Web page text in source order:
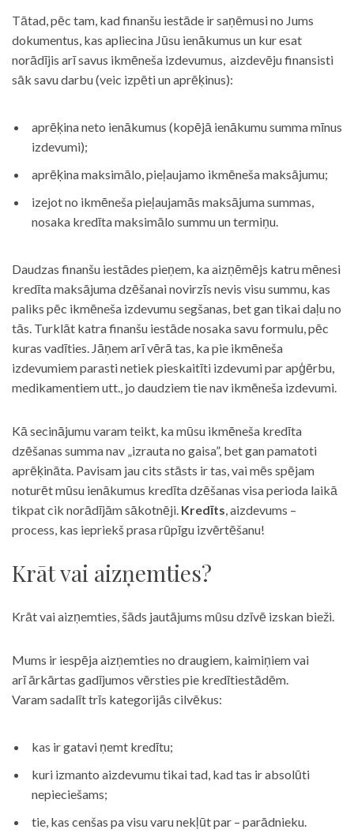
Tātad, pēc tam, kad finanšu iestāde ir saņēmusi no Jums
dokumentus, kas apliecina Jūsu ienākumus un kur esat
norādījis arī savus ikmēneša izdevumus, aizdevēju finansisti
sāk savu darbu (veic izpēti un aprēķinus):
aprēķina neto ienākumus (kopējā ienākumu summa mīnus
izdevumi);
aprēķina maksimālo, pieļaujamo ikmēneša maksājumu;
izejot no ikmēneša pieļaujamās maksājuma summas,
nosaka kredīta maksimālo summu un termiņu.
Daudzas finanšu iestādes pieņem, ka aizņēmējs katru mēnesi
kredīta maksājuma dzēšanai novirzīs nevis visu summu, kas
paliks pēc ikmēneša izdevumu segšanas, bet gan tikai daļu no
tās. Turklāt katra finanšu iestāde nosaka savu formulu, pēc
kuras vadīties. Jāņem arī vērā tas, ka pie ikmēneša
izdevumiem parasti netiek pieskaitīti izdevumi par apģērbu,
medikamentiem utt., jo daudziem tie nav ikmēneša izdevumi.
Kā secinājumu varam teikt, ka mūsu ikmēneša kredīta
dzēšanas summa nav „izrauta no gaisa”, bet gan pamatoti
aprēķināta. Pavisam jau cits stāsts ir tas, vai mēs spējam
noturēt mūsu ienākumus kredīta dzēšanas visa perioda laikā
tikpat cik norādījām sākotnēji. Kredīts, aizdevums –
process, kas iepriekš prasa rūpīgu izvērtēšanu!
Krāt vai aizņemties?
Krāt vai aizņemties, šāds jautājums mūsu dzīvē izskan bieži.
Mums ir iespēja aizņemties no draugiem, kaimiņiem vai
arī ārkārtas gadījumos vērsties pie kredītiestādēm.
Varam sadalīt trīs kategorijās cilvēkus:
kas ir gatavi ņemt kredītu;
kuri izmanto aizdevumu tikai tad, kad tas ir absolūti
nepieciešams;
tie, kas cenšas pa visu varu nekļūt par – parādnieku.